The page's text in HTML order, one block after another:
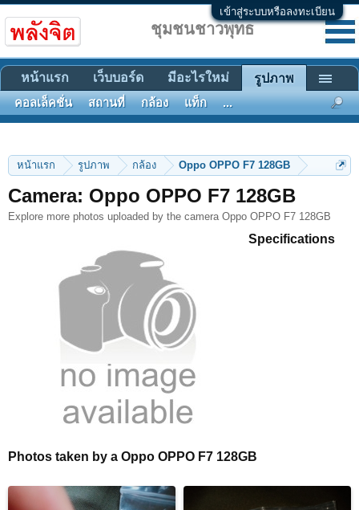
เข้าสู่ระบบหรือลงทะเบียน
หน้าแรก รูปภาพ กล้อง Oppo OPPO F7 128GB
Camera: Oppo OPPO F7 128GB
Explore more photos uploaded by the camera Oppo OPPO F7 128GB
Specifications
Photos taken by a Oppo OPPO F7 128GB
ชุมชนชาวพุทธ
หน้าแรก เว็บบอร์ด มีอะไรใหม่ รูปภาพ
คอลเล็คชั่น สถานที่ กล้อง แท็ก ...